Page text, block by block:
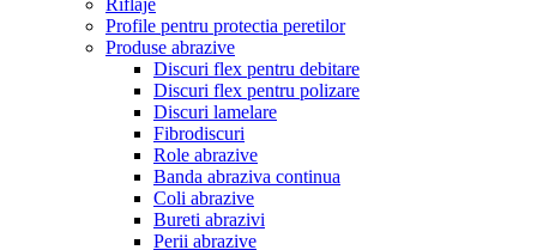
Riflaje
Profile pentru protectia peretilor
Produse abrazive
Discuri flex pentru debitare
Discuri flex pentru polizare
Discuri lamelare
Fibrodiscuri
Role abrazive
Banda abraziva continua
Coli abrazive
Bureti abrazivi
Perii abrazive